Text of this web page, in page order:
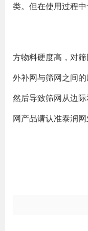
类。但在使用过程中
方物料硬度高，对
外补网与筛网之间
然后导致筛网从边
网产品请认准泰润网